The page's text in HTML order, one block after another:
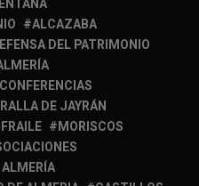
ALCAZABA
DEL PATRIMONIO
CONFERENCIAS
DE JAYRÁN
MORISCOS